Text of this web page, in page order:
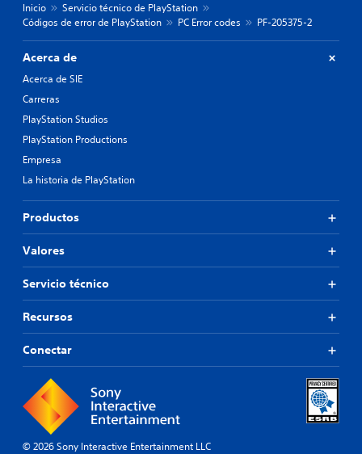
Inicio
Servicio técnico de PlayStation
Códigos de error de PlayStation
PC Error codes PF-205375-2
Acerca de
Acerca de SIE
Carreras
PlayStation Studios
PlayStation Productions
Empresa
La historia de PlayStation
Productos
Valores
Servicio técnico
Recursos
Conectar
© 2026 Sony Interactive Entertainment LLC